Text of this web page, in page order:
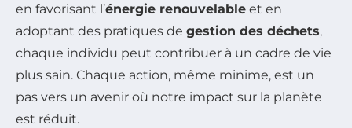
en favorisant l’énergie renouvelable et en
adoptant des pratiques de gestion des déchets,
chaque individu peut contribuer à un cadre de vie
plus sain. Chaque action, même minime, est un
pas vers un avenir où notre impact sur la planète
est réduit.